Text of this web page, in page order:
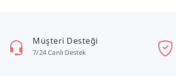
Müşteri Desteği
7/24 Canlı Destek